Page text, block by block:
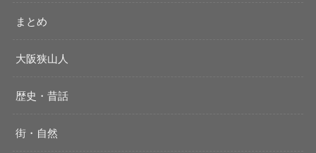
まとめ
大阪狭山人
歴史・昔話
街・自然